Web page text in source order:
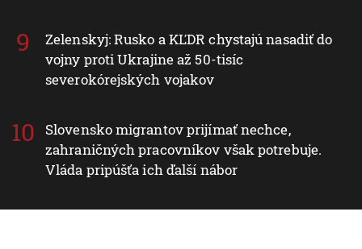
Zelenskyj: Rusko a KĽDR chystajú nasadiť do
vojny proti Ukrajine až 50-tisíc
severokórejských vojakov
Slovensko migrantov prijímať nechce,
zahraničných pracovníkov však potrebuje.
Vláda pripúšťa ich ďalší nábor